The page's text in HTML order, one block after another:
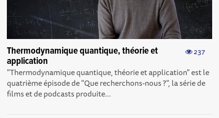
237
Thermodynamique quantique, théorie et
application
"Thermodynamique quantique, théorie et application" est le
quatrième épisode de "Que recherchons-nous ?", la série de
films et de podcasts produite...